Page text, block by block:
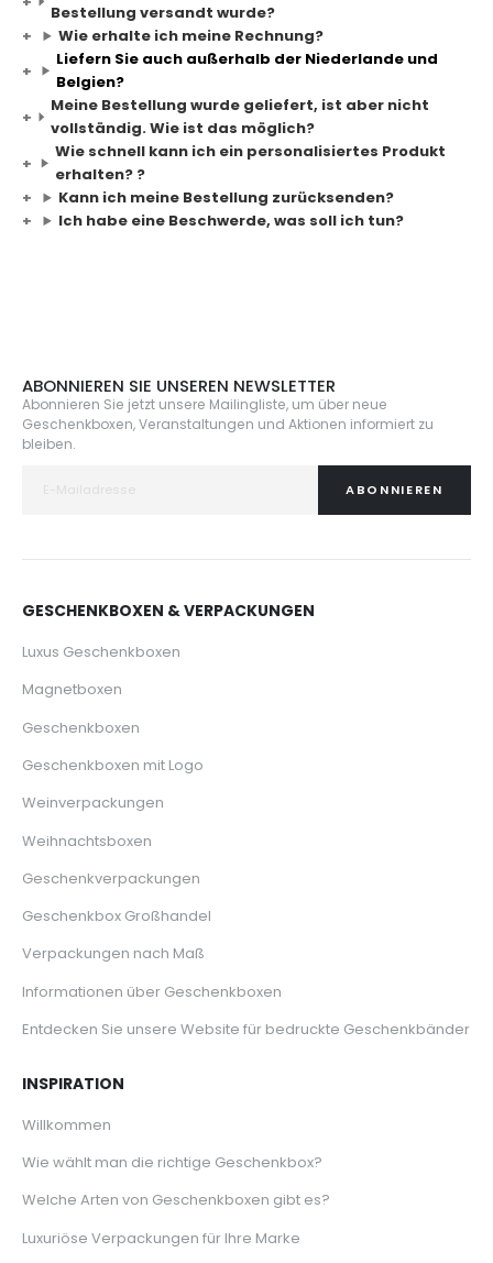
Bestellung versandt wurde?
Wie erhalte ich meine Rechnung?
Liefern Sie auch außerhalb der Niederlande und
Belgien?
Meine Bestellung wurde geliefert, ist aber nicht
vollständig. Wie ist das möglich?
Wie schnell kann ich ein personalisiertes Produkt
erhalten? ?
Kann ich meine Bestellung zurücksenden?
Ich habe eine Beschwerde, was soll ich tun?
ABONNIEREN SIE UNSEREN NEWSLETTER
Abonnieren Sie jetzt unsere Mailingliste, um über neue
Geschenkboxen, Veranstaltungen und Aktionen informiert zu
bleiben.
ABONNIEREN
GESCHENKBOXEN & VERPACKUNGEN
Luxus Geschenkboxen
Magnetboxen
Geschenkboxen
Geschenkboxen mit Logo
Weinverpackungen
Weihnachtsboxen
Geschenkverpackungen
Geschenkbox Großhandel
Verpackungen nach Maß
Informationen über Geschenkboxen
Entdecken Sie unsere Website für bedruckte Geschenkbänder
INSPIRATION
Willkommen
Wie wählt man die richtige Geschenkbox?
Welche Arten von Geschenkboxen gibt es?
Luxuriöse Verpackungen für Ihre Marke